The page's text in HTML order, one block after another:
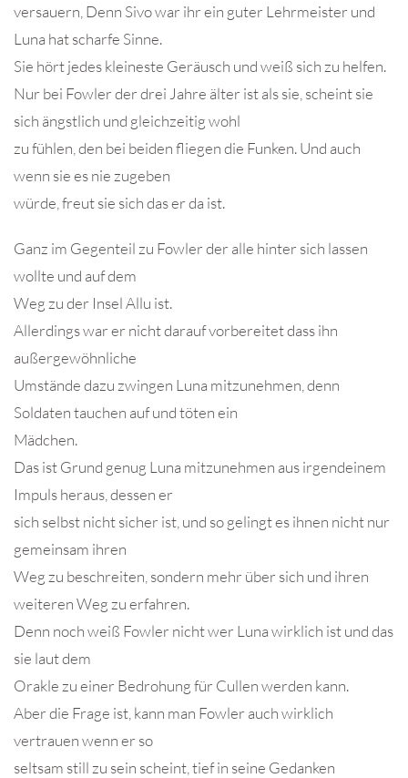
versauern, Denn Sivo war ihr ein guter Lehrmeister und
Luna hat scharfe Sinne.
Sie hört jedes kleineste Geräusch und weiß sich zu helfen.
Nur bei Fowler der drei Jahre älter ist als sie, scheint sie
sich ängstlich und gleichzeitig wohl
zu fühlen, den bei beiden fliegen die Funken. Und auch
wenn sie es nie zugeben
würde, freut sie sich das er da ist.
Ganz im Gegenteil zu Fowler der alle hinter sich lassen
wollte und auf dem
Weg zu der Insel Allu ist.
Allerdings war er nicht darauf vorbereitet dass ihn
außergewöhnliche
Umstände dazu zwingen Luna mitzunehmen, denn
Soldaten tauchen auf und töten ein
Mädchen.
Das ist Grund genug Luna mitzunehmen aus irgendeinem
Impuls heraus, dessen er
sich selbst nicht sicher ist, und so gelingt es ihnen nicht nur
gemeinsam ihren
Weg zu beschreiten, sondern mehr über sich und ihren
weiteren Weg zu erfahren.
Denn noch weiß Fowler nicht wer Luna wirklich ist und das
sie laut dem
Orakle zu einer Bedrohung für Cullen werden kann.
Aber die Frage ist, kann man Fowler auch wirklich
vertrauen wenn er so
seltsam still zu sein scheint, tief in seine Gedanken